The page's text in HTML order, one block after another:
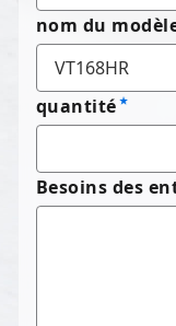
nom du
quantité
Besoins des